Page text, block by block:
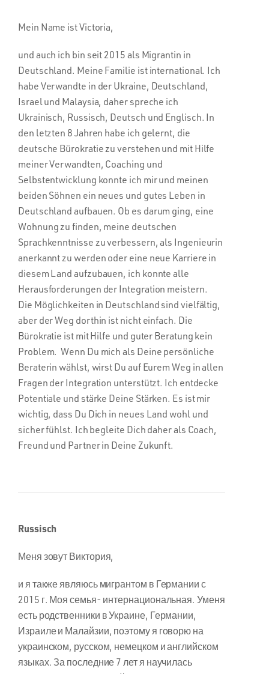
Mein Name ist Victoria,
und auch ich bin seit 2015 als Migrantin in
Deutschland. Meine Familie ist international. Ich
habe Verwandte in der Ukraine, Deutschland,
Israel und Malaysia, daher spreche ich
Ukrainisch, Russisch, Deutsch und Englisch. In
den letzten 8 Jahren habe ich gelernt, die
deutsche Bürokratie zu verstehen und mit Hilfe
meiner Verwandten, Coaching und
Selbstentwicklung konnte ich mir und meinen
beiden Söhnen ein neues und gutes Leben in
Deutschland aufbauen. Ob es darum ging, eine
Wohnung zu finden, meine deutschen
Sprachkenntnisse zu verbessern, als Ingenieurin
anerkannt zu werden oder eine neue Karriere in
diesem Land aufzubauen, ich konnte alle
Herausforderungen der Integration meistern.
Die Möglichkeiten in Deutschland sind vielfältig,
aber der Weg dorthin ist nicht einfach. Die
Bürokratie ist mit Hilfe und guter Beratung kein
Problem. Wenn Du mich als Deine persönliche
Beraterin wählst, wirst Du auf Eurem Weg in allen
Fragen der Integration unterstützt. Ich entdecke
Potentiale und stärke Deine Stärken. Es ist mir
wichtig, dass Du Dich in neues Land wohl und
sicher fühlst. Ich begleite Dich daher als Coach,
Freund und Partner in Deine Zukunft.
Russisch
Меня зовут Виктория,
и я также являюсь мигрантом в Германии с
2015 г. Моя семья- интернациональная. Уменя
есть родственники в Украине, Германии,
Израиле и Малайзии, поэтому я говорю на
украинском, русском, немецком и английском
языках. За последние 7 лет я научилась